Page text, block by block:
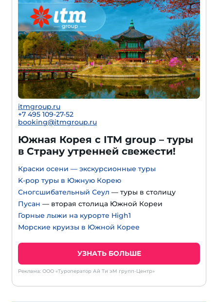
itmgroup.ru
+7 495 109-27-52
booking@itmgroup.ru
Южная Корея с ITM group – туры
в Страну утренней свежести!
Краски осени — экскурсионные туры
K-pop туры в Южную Корею
Сногсшибательный Сеул — туры в столицу
Пусан — вторая столица Южной Кореи
Горные лыжи на курорте High1
Морские круизы в Южной Корее
УЗНАТЬ БОЛЬШЕ
Реклама: ООО «Туроператор Ай Ти эМ групп-Центр»